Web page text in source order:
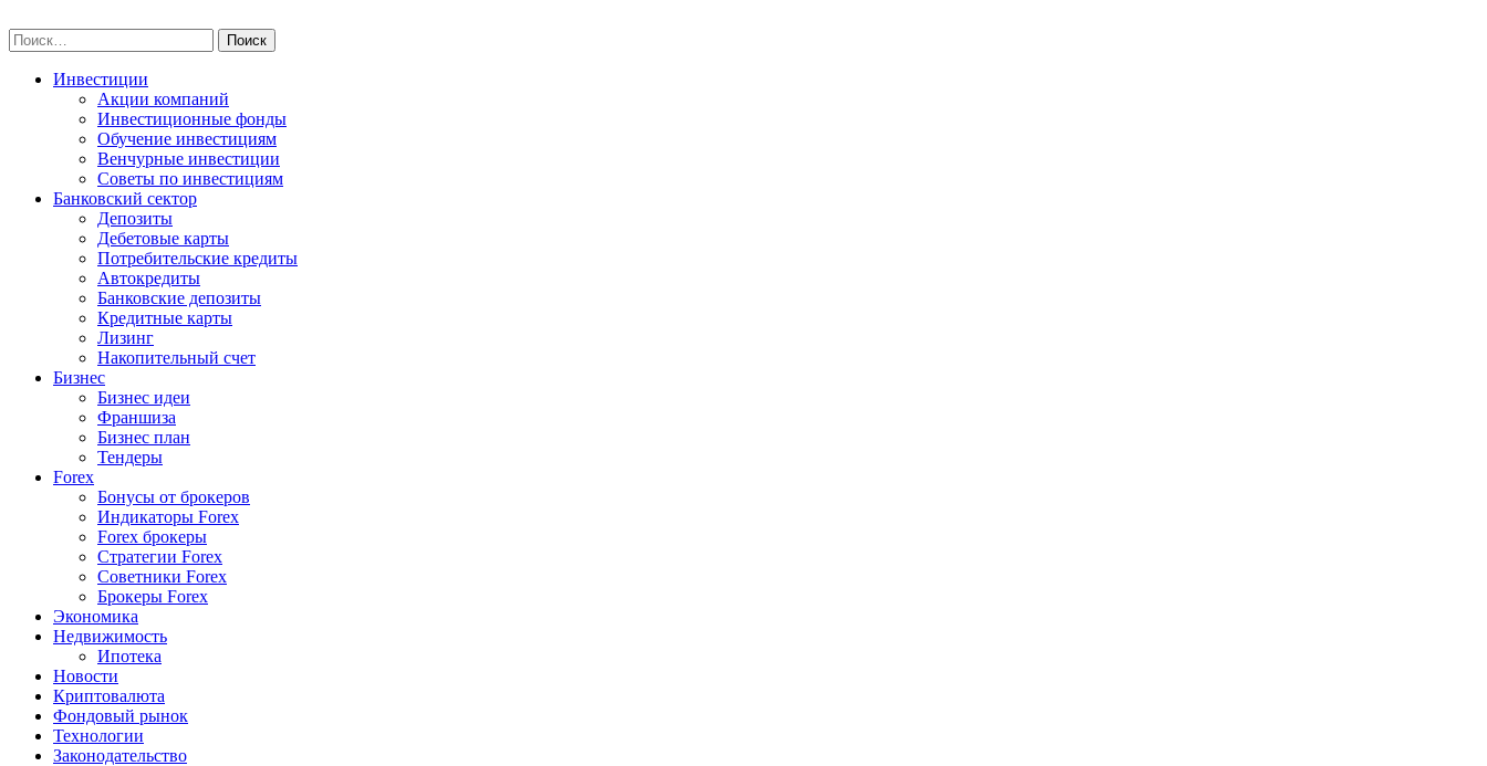
to
content
Найти:
Инвестиции
Акции компаний
Инвестиционные фонды
Обучение инвестициям
Венчурные инвестиции
Советы по инвестициям
Банковский сектор
Депозиты
Дебетовые карты
Потребительские кредиты
Автокредиты
Банковские депозиты
Кредитные карты
Лизинг
Накопительный счет
Бизнес
Бизнес идеи
Франшиза
Бизнес план
Тендеры
Forex
Бонусы от брокеров
Индикаторы Forex
Forex брокеры
Стратегии Forex
Советники Forex
Брокеры Forex
Экономика
Недвижимость
Ипотека
Новости
Криптовалюта
Фондовый рынок
Технологии
Законодательство